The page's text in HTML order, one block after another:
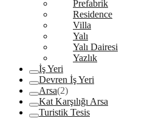
Prefabrik
Residence
Villa
Yalı
Yalı Dairesi
Yazlık
İş Yeri
Devren İş Yeri
Arsa(2)
Kat Karşılığı Arsa
Turistik Tesis